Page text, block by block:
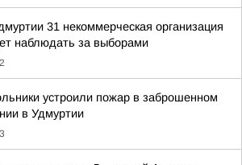
31 некоммерческая организация
наблюдать за выборами
устроили пожар в заброшенном
в Удмуртии